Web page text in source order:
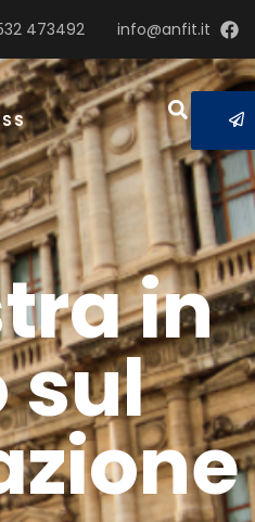
info@anfit.it
473492
in
sul